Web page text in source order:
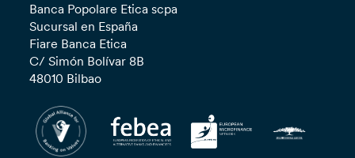
Banca Popolare Etica scpa
Sucursal en España
Fiare Banca Etica
C/ Simón Bolívar 8B
48010 Bilbao